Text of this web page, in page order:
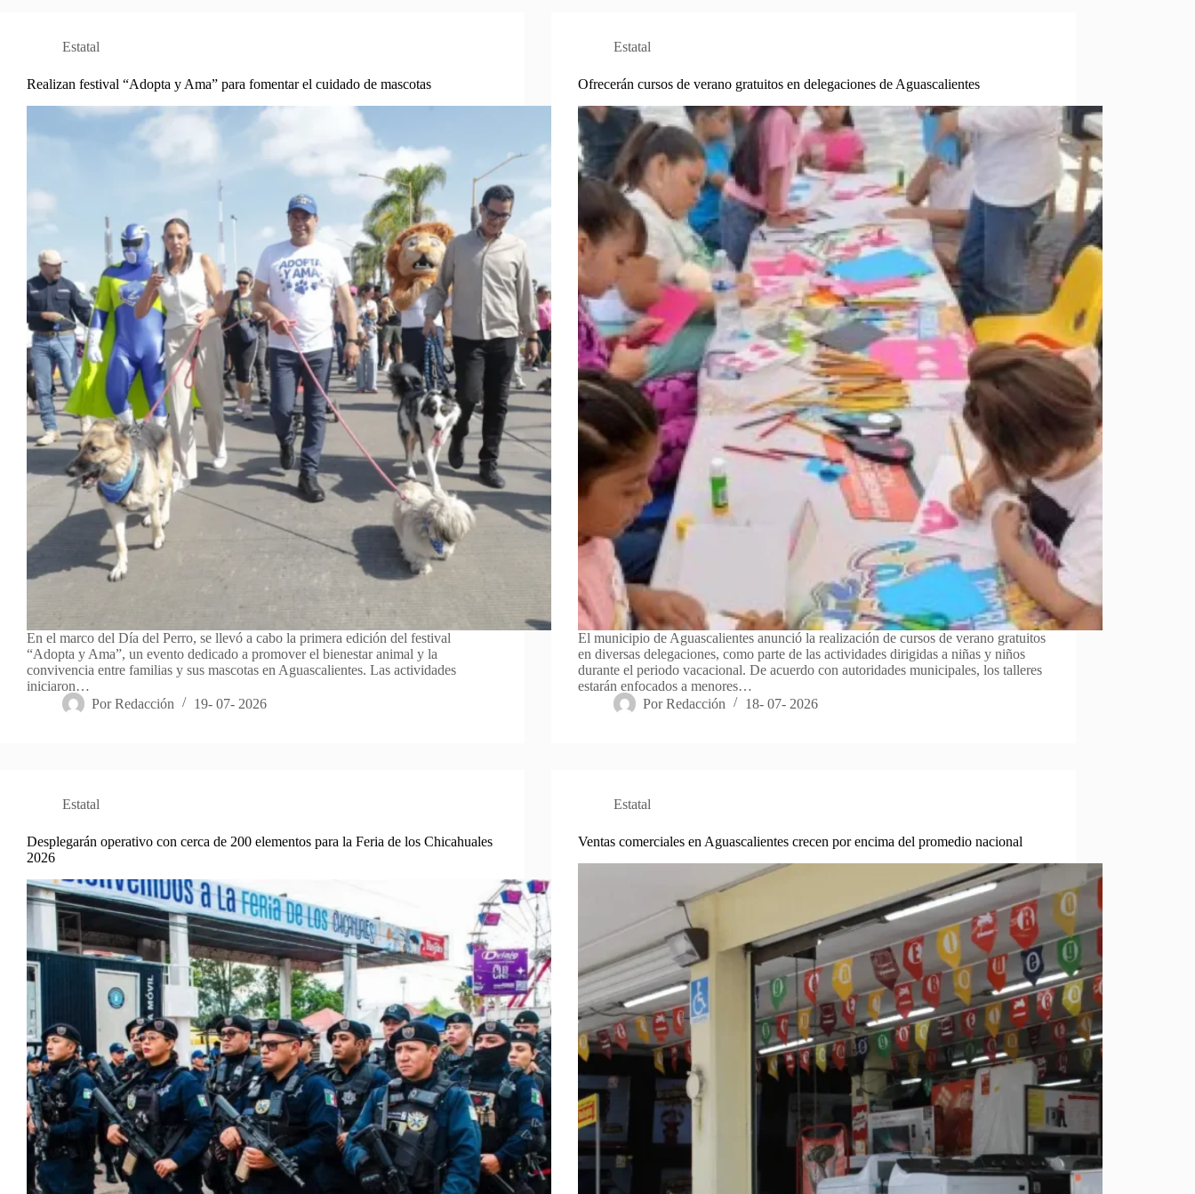
Estatal
Realizan festival “Adopta y Ama” para fomentar el cuidado de mascotas
En el marco del Día del Perro, se llevó a cabo la primera edición del festival
“Adopta y Ama”, un evento dedicado a promover el bienestar animal y la
convivencia entre familias y sus mascotas en Aguascalientes. Las actividades
iniciaron…
Por Redacción 19- 07- 2026
Estatal
Ofrecerán cursos de verano gratuitos en delegaciones de Aguascalientes
El municipio de Aguascalientes anunció la realización de cursos de verano gratuitos
en diversas delegaciones, como parte de las actividades dirigidas a niñas y niños
durante el periodo vacacional. De acuerdo con autoridades municipales, los talleres
estarán enfocados a menores…
Por Redacción 18- 07- 2026
Estatal
Desplegarán operativo con cerca de 200 elementos para la Feria de los Chicahuales
2026
Estatal
Ventas comerciales en Aguascalientes crecen por encima del promedio nacional